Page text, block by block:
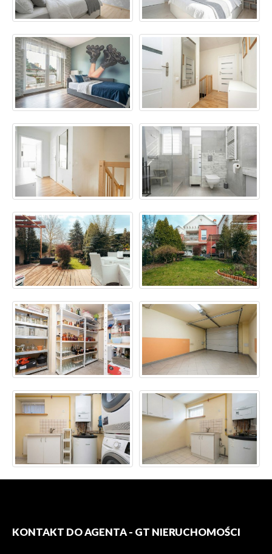
KONTAKT DO AGENTA - GT NIERUCHOMOŚCI